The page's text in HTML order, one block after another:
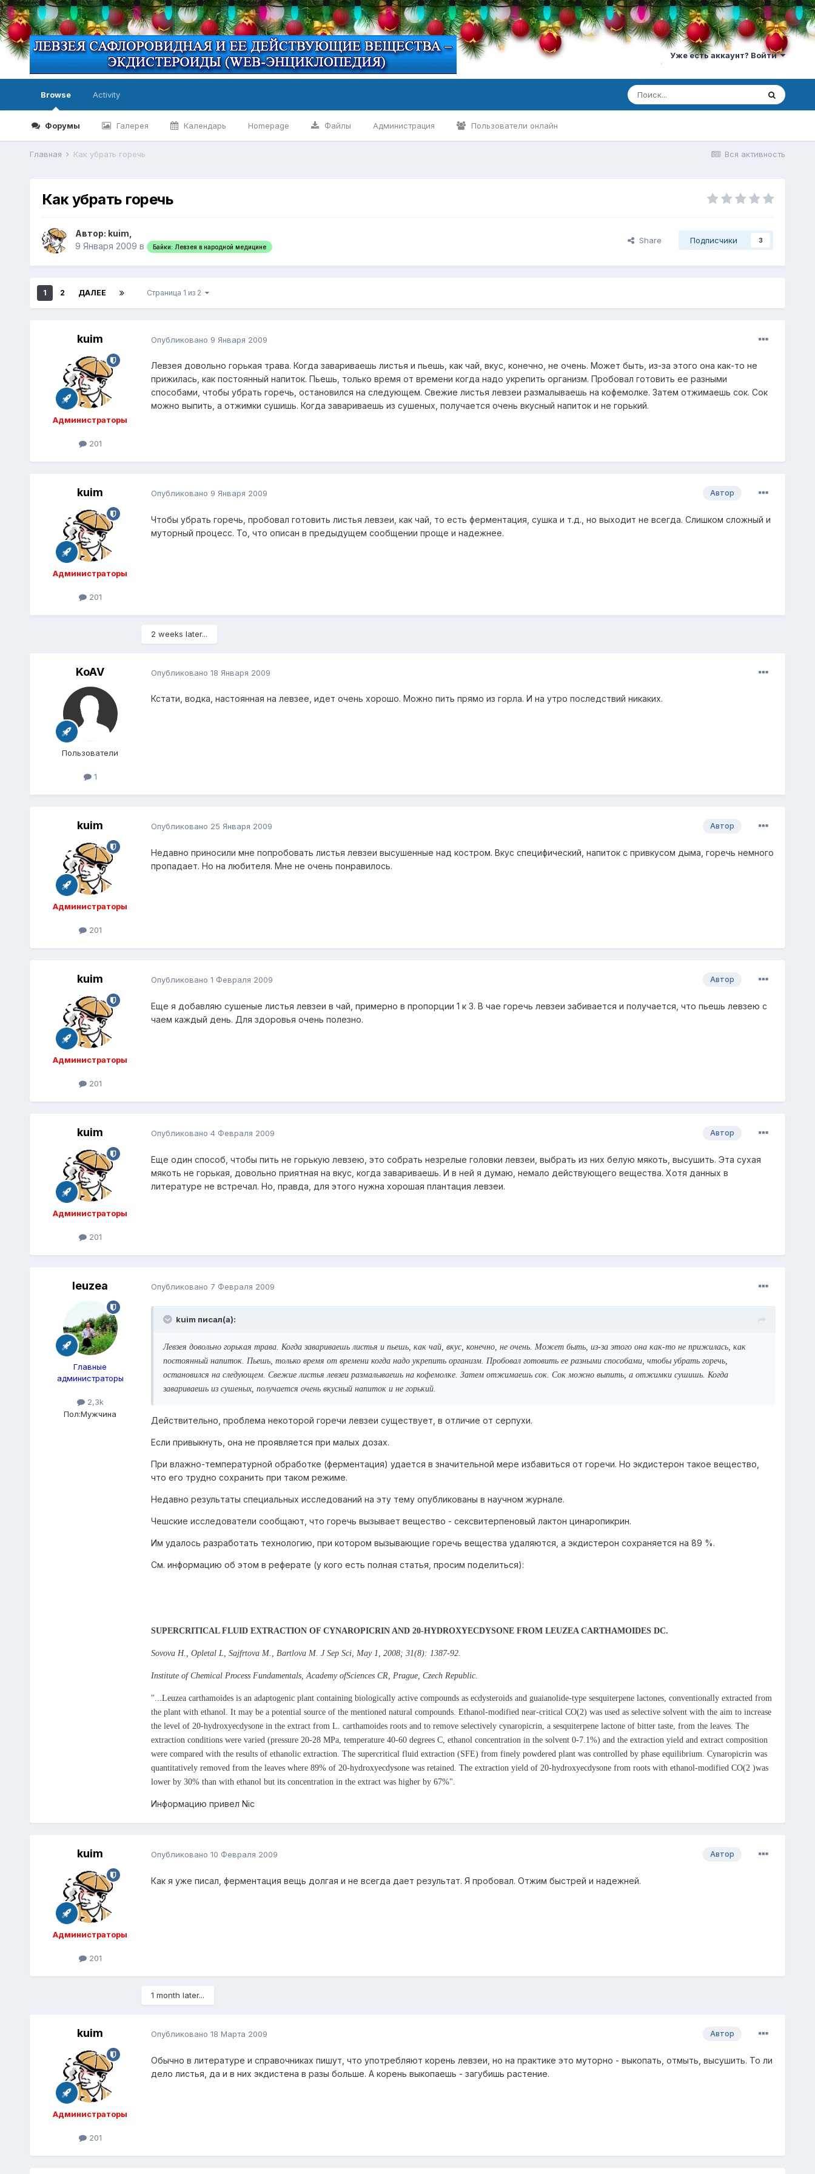
Уже есть аккаунт? Войти
Browse
Форумы Галерея Календарь Homepage Файлы Администрация Пользователи онлайн
Activity
Вся активность
Главная Как убрать горечь
Как убрать горечь
Автор: kuim
9 Января 2009 в Байки: Левзея в народной медицине
Share Подписчики 3
1 2 ДАЛЕЕ Страница 1 из 2
kuim
Администраторы
201
Опубликовано 9 Января 2009
Левзея довольно горькая трава. Когда завариваешь листья и пьешь, как чай, вкус, конечно, не очень. Может быть, из-за этого она как-то не
прижилась, как постоянный напиток. Пьешь, только время от времени когда надо укрепить организм. Пробовал готовить ее разными
способами, чтобы убрать горечь, остановился на следующем. Свежие листья левзеи размалываешь на кофемолке. Затем отжимаешь сок. Сок
можно выпить, а отжимки сушишь. Когда завариваешь из сушеных, получается очень вкусный напиток и не горький.
kuim
Администраторы
201
Автор
Опубликовано 9 Января 2009
Чтобы убрать горечь, пробовал готовить листья левзеи, как чай, то есть ферментация, сушка и т.д., но выходит не всегда. Слишком сложный и
муторный процесс. То, что описан в предыдущем сообщении проще и надежнее.
2 weeks later...
KoAV
Пользователи
1
Опубликовано 18 Января 2009
Кстати, водка, настоянная на левзее, идет очень хорошо. Можно пить прямо из горла. И на утро последствий никаких.
kuim
Администраторы
201
Автор
Опубликовано 25 Января 2009
Недавно приносили мне попробовать листья левзеи высушенные над костром. Вкус специфический, напиток с привкусом дыма, горечь немного
пропадает. Но на любителя. Мне не очень понравилось.
kuim
Администраторы
201
Автор
Опубликовано 1 Февраля 2009
Еще я добавляю сушеные листья левзеи в чай, примерно в пропорции 1 к 3. В чае горечь левзеи забивается и получается, что пьешь левзею с
чаем каждый день. Для здоровья очень полезно.
kuim
Администраторы
201
Автор
Опубликовано 4 Февраля 2009
Еще один способ, чтобы пить не горькую левзею, это собрать незрелые головки левзеи, выбрать из них белую мякоть, высушить. Эта сухая
мякоть не горькая, довольно приятная на вкус, когда завариваешь. И в ней я думаю, немало действующего вещества. Хотя данных в
литературе не встречал. Но, правда, для этого нужна хорошая плантация левзеи.
leuzea
Главные
администраторы
2,3k
Пол:Мужчина
Опубликовано 7 Февраля 2009
kuim писал(а):
Левзея довольно горькая трава. Когда завариваешь листья и пьешь, как чай, вкус, конечно, не очень. Может быть, из-за этого она как-то не прижилась, как
постоянный напиток. Пьешь, только время от времени когда надо укрепить организм. Пробовал готовить ее разными способами, чтобы убрать горечь,
остановился на следующем. Свежие листья левзеи размалываешь на кофемолке. Затем отжимаешь сок. Сок можно выпить, а отжимки сушишь. Когда
завариваешь из сушеных, получается очень вкусный напиток и не горький.
Действительно, проблема некоторой горечи левзеи существует, в отличие от серпухи.
Если привыкнуть, она не проявляется при малых дозах.
При влажно-температурной обработке (ферментация) удается в значительной мере избавиться от горечи. Но экдистерон такое вещество,
что его трудно сохранить при таком режиме.
Недавно результаты специальных исследований на эту тему опубликованы в научном журнале.
Чешские исследователи сообщают, что горечь вызывает вещество - сексвитерпеновый лактон цинаропикрин.
Им удалось разработать технологию, при котором вызывающие горечь вещества удаляются, а экдистерон сохраняется на 89 %.
См. информацию об этом в реферате (у кого есть полная статья, просим поделиться):
SUPERCRITICAL FLUID EXTRACTION OF CYNAROPICRIN AND 20-HYDROXYECDYSONE FROM LEUZEA CARTHAMOIDES DC.
Sovova H., Opletal L, Sajfrtova M., Bartlova M. J Sep Sci, May 1, 2008; 31(8): 1387-92.
Institute of Chemical Process Fundamentals, Academy ofSciences CR, Prague, Czech Republic.
"...Leuzea carthamoides is an adaptogenic plant containing biologically active compounds as ecdysteroids and guaianolide-type sesquiterpene lactones, conventionally extracted from
the plant with ethanol. It may be a potential source of the mentioned natural compounds. Ethanol-modified near-critical CO(2) was used as selective solvent with the aim to increase
the level of 20-hydroxyecdysone in the extract from L. carthamoides roots and to remove selectively cynaropicrin, a sesquiterpene lactone of bitter taste, from the leaves. The
extraction conditions were varied (pressure 20-28 MPa, temperature 40-60 degrees C, ethanol concentration in the solvent 0-7.1%) and the extraction yield and extract composition
were compared with the results of ethanolic extraction. The supercritical fluid extraction (SFE) from finely powdered plant was controlled by phase equilibrium. Cynaropicrin was
quantitatively removed from the leaves where 89% of 20-hydroxyecdysone was retained. The extraction yield of 20-hydroxyecdysone from roots with ethanol-modified CO(2 )was
lower by 30% than with ethanol but its concentration in the extract was higher by 67%".
Информацию привел Nic
kuim
Администраторы
201
Автор
Опубликовано 10 Февраля 2009
Как я уже писал, ферментация вещь долгая и не всегда дает результат. Я пробовал. Отжим быстрей и надежней.
1 month later...
kuim
Администраторы
201
Автор
Опубликовано 18 Марта 2009
Обычно в литературе и справочниках пишут, что употребляют корень левзеи, но на практике это муторно - выкопать, отмыть, высушить. То ли
дело листья, да и в них экдистена в разы больше. А корень выкопаешь - загубишь растение.